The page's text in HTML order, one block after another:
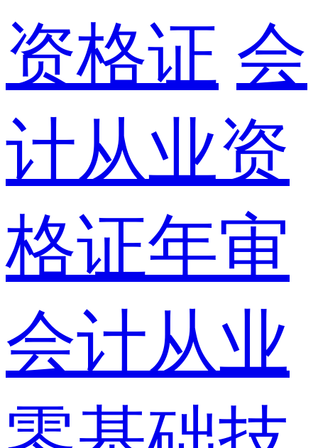
资格证 会
计从业资
格证年审
会计从业